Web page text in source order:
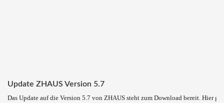
Update ZHAUS Version 5.7
Das Update auf die Version 5.7 von ZHAUS steht zum Download bereit. Hier